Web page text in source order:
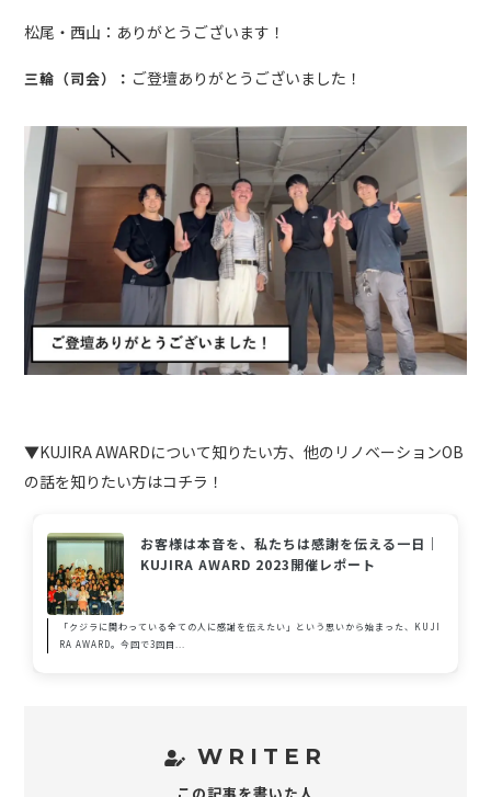
松尾・西山：ありがとうございます！
三輪（司会）： ご登壇ありがとうございました！
▼KUJIRA AWARDについて知りたい方、他のリノベーションOB
の話を知りたい方はコチラ！
お客様は本音を、私たちは感謝を伝える一日｜
KUJIRA AWARD 2023開催レポート
「クジラに関わっている全ての人に感謝を伝えたい」という思いから始まった、KUJI
RA AWARD。今回で3回目...
WRITER